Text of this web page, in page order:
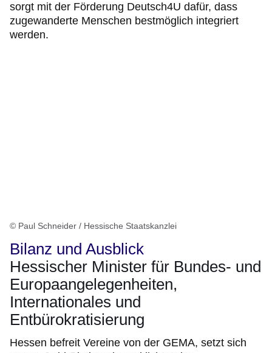
sorgt mit der Förderung Deutsch4U dafür, dass
zugewanderte Menschen bestmöglich integriert
werden.
© Paul Schneider / Hessische Staatskanzlei
Bilanz und Ausblick
Hessischer Minister für Bundes- und
Europaangelegenheiten,
Internationales und
Entbürokratisierung
Hessen befreit Vereine von der GEMA, setzt sich